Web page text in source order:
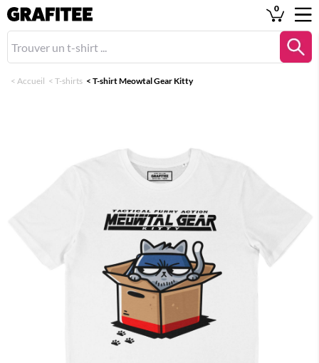
0
< Accueil < T-shirts < T-shirt Meowtal Gear Kitty